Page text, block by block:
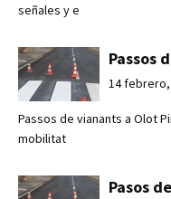
señales y e
Passos
14 febrero,
Passos de vianants a Olot
mobilitat
Pasos